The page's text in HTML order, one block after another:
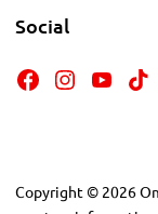
Social
Copyright © 2026